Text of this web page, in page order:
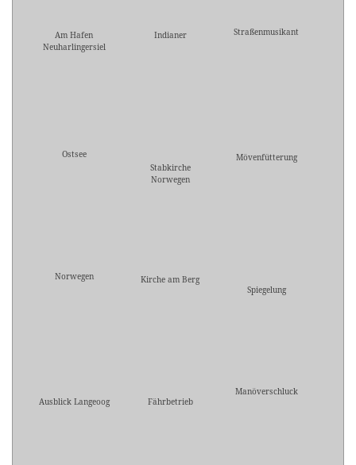
Am Hafen
Neuharlingersiel
Indianer Straßenmusikant
Ostsee
Stabkirche
Norwegen
Mövenfütterung
Norwegen
Kirche am Berg
Spiegelung
Ausblick Langeoog Fährbetrieb
Manöverschluck